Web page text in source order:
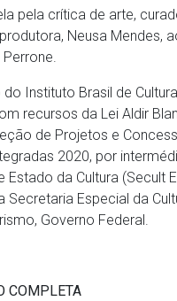
pela crítica de arte,
Neusa Mendes,
Instituto Brasil de
recursos da Lei Aldir
de Projetos e
2020, por
Estado da Cultura (Secult
Secretaria Especial da
Governo Federal.
COMPLETA